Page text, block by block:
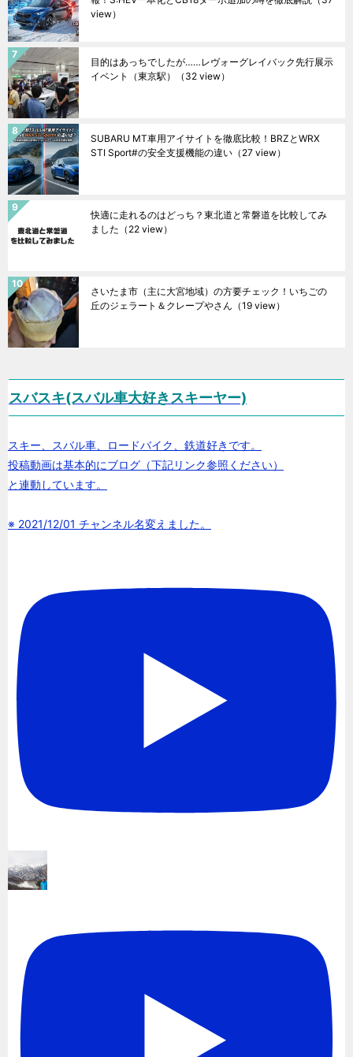
view）
目的はあっちでしたが……レヴォーグレイバック先行展示
イベント（東京駅）
（32 view）
SUBARU MT車用アイサイトを徹底比較！BRZとWRX
STI Sport#の安全支援機能の違い （27 view）
快適に走れるのはどっち？東北道と常磐道を比較してみ
ました （22 view）
さいたま市（主に大宮地域）の方要チェック！いちごの
丘のジェラート＆クレープやさん （19 view）
スバスキ(スバル車大好きスキーヤー)
スキー、スバル車、ロードバイク、鉄道好きです。
投稿動画は基本的にブログ（下記リンク参照ください）
と連動しています。
※ 2021/12/01 チャンネル名変えました。